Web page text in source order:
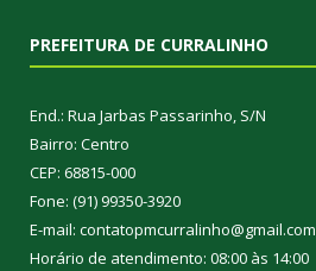
PREFEITURA DE CURRALINHO
End.: Rua Jarbas Passarinho, S/N
Bairro: Centro
CEP: 68815-000
Fone: (91) 99350-3920
E-mail: contatopmcurralinho@gmail.com
Horário de atendimento: 08:00 às 14:00